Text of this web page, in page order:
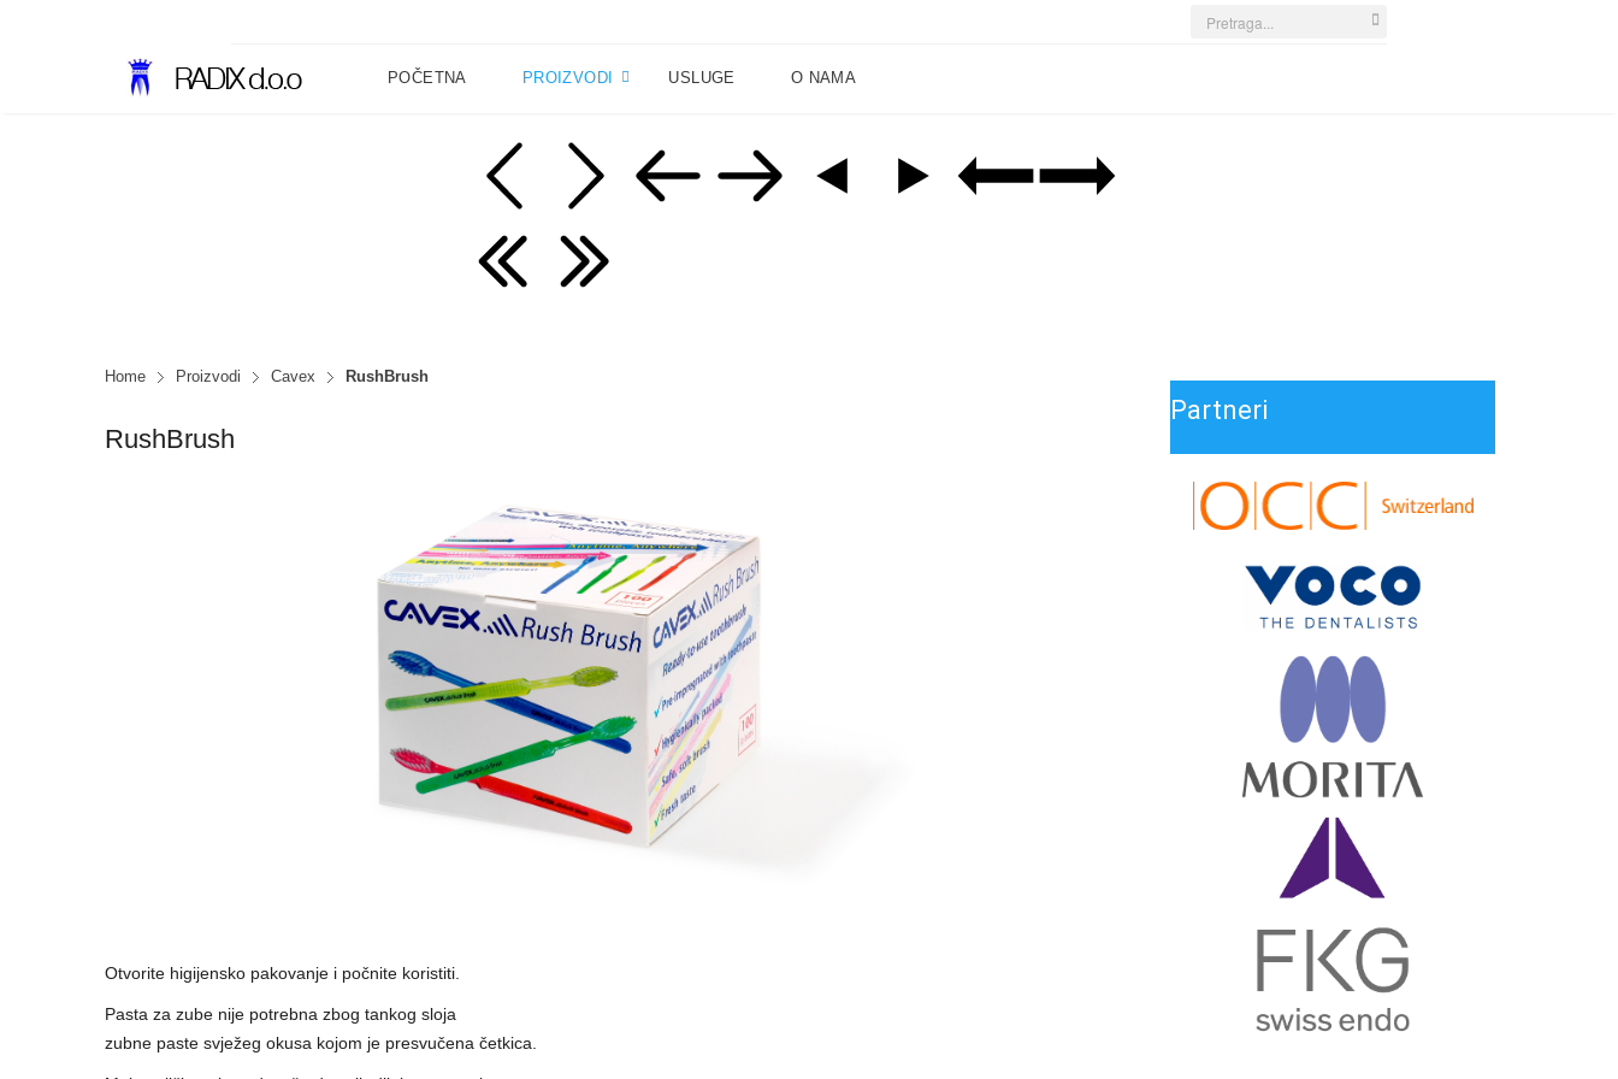
Search
POČETNA
PROIZVODI USLUGE O NAMA
Home Proizvodi Cavex RushBrush
RushBrush
Otvorite higijensko pakovanje i počnite koristiti.
Pasta za zube nije potrebna zbog tankog sloja
zubne paste svježeg okusa kojom je presvučena četkica.
Partneri